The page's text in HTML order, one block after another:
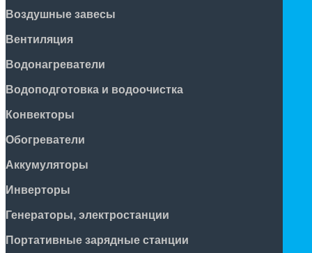
Воздушные завесы
Вентиляция
Водонагреватели
Водоподготовка и водоочистка
Конвекторы
Обогреватели
Аккумуляторы
Инверторы
Генераторы, электростанции
Портативные зарядные станции